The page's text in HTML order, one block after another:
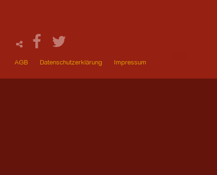
AGB Datenschutzerklärung Impressum